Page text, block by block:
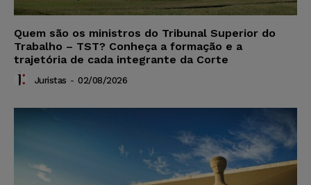
Quem são os ministros do Tribunal Superior do
Trabalho – TST? Conheça a formação e a
trajetória de cada integrante da Corte
Juristas - 02/08/2026